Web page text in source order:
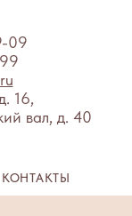
09
16,
вал, д. 40
КОНТАКТЫ